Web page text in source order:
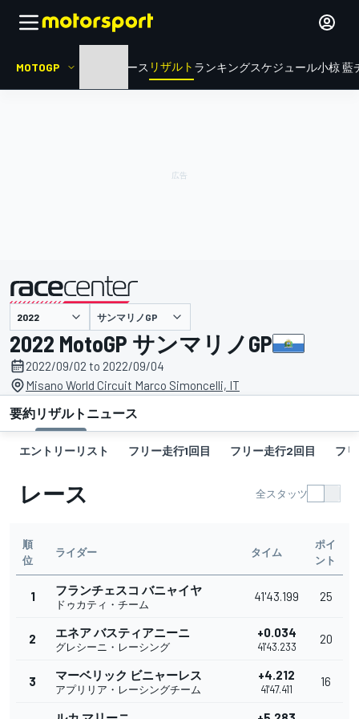
MOTOGP ニュース リザルト ランキングスケジュール小椋 藍
主催 サンマリノGP
2022 MotoGP サンマリノGP
2022/09/02 to 2022/09/04
Misano World Circuit Marco Simoncelli, IT
要約リザルト ニュース
エントリーリスト フリー走行1回目 フリー走行2回目 フ
レース 全スタッツ
順
位
ライダー タイム
ポイ
ント
1 フランチェスコ バニャイヤ
ドゥカティ・チーム
41'43.199 25
2 エネア バスティアニーニ
グレシーニ・レーシング
+0.034
41'43.233
20
3 マーベリック ビニャーレス
アプリリア・レーシングチーム
+4.212
41'47.411
16